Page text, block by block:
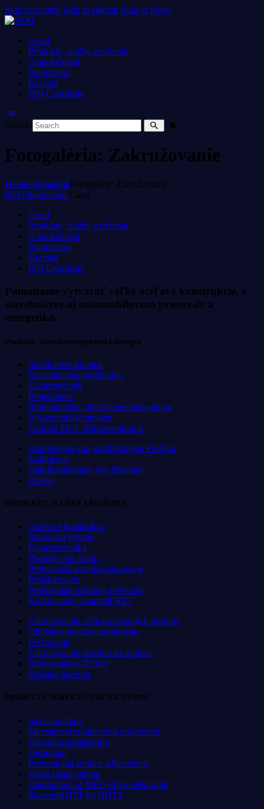
Skip to content Skip to sidebar Skip to footer
Úvod
Produkty, služby a riešenia
O spoločnosti
Fotogaléria
Kontakt
ISO Certificate
Search
Fotogaléria: Zakružovanie
HomeFotogalériaFotogaléria: Zakružovanie
INATInnovation Close
Úvod
Produkty, služby a riešenia
O spoločnosti
Fotogaléria
Kontakt
ISO Certificate
Pomáhame vytvárať veľké oceľové konštrukcie, v
stavebníctve aj automobilovom priemysle a
energetike.
Produkte, Dienstleistungen und Lösungen
Stahlkonstruktionen
Maschinenbauproduktion
Elektrotechnik
Projektieren
Professionelle Oberflächenbehandlung
Wasserstrahlschneiden
Vertrieb MEL-Mikroelektronik
Rundbiegen von großflächigen Profilen
Kaltbiegen
Kalt-Rundbiegen von Blechen
Fräsen
PRODUKTY, SLUŽBY A RIEŠENIA
Oceľové konštrukcie
Strojárska výroba
Elektrotechnika
Podesty pod roboty
Profesionálne mokré lakovanie
Projektovanie
Profesionálne úpravy povrchov
Korčuliarsky skatemill HST
Zakružovanie veľkorozmerných profilov
Ohýbanie plechov za studena
Frézovanie
Zakružovanie plechov za studena
Profesionálna 3D tlač
Rezanie laserom
PRODUCTS, SERVICES AND SOLUTIONS
Steel structures
Mechanical engineering production
Electrical engineering
Designing
Professional surface adjustments
Water beam cutting
Distribution of MEL-Mikroelektronik
Skatemill HST by HDTS